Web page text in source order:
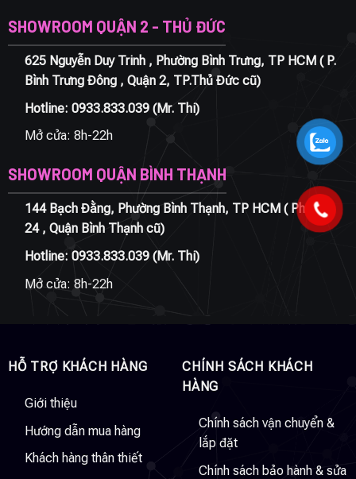
SHOWROOM QUẬN 2 - THỦ ĐỨC
625 Nguyễn Duy Trinh , Phường Bình Trưng, TP HCM ( P.
Bình Trưng Đông , Quận 2, TP.Thủ Đức cũ)
Hotline: 0933.833.039(Mr. Thi)
Mở cửa: 8h-22h
SHOWROOM QUẬN BÌNH THẠNH
144 Bạch Đằng, Phường Bình Thạnh, TP HCM ( Phường
24 , Quận Bình Thạnh cũ)
Hotline: 0933.833.039(Mr. Thi)
Mở cửa: 8h-22h
HỖ TRỢ KHÁCH HÀNG
Giới thiệu
Hướng dẫn mua hàng
Khách hàng thân thiết
CHÍNH SÁCH KHÁCH
HÀNG
Chính sách vận chuyển &
lắp đặt
Chính sách bảo hành & sửa